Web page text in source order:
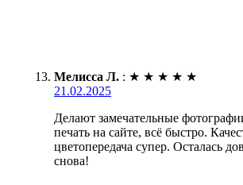
Мелисса Л. : ★ ★ ★ ★ ★
21.02.2025
Делают замечательные
печать на сайте, всё быстро.
цветопередача супер. Осталась
снова!